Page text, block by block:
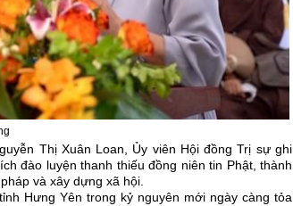
Thị Xuân Loan, Ủy viên Hội đồng Trị sự ghi
đào luyện thanh thiếu đồng niên tin Phật, thành
và xây dựng xã hội.
Hưng Yên trong kỷ nguyên mới ngày càng tỏa